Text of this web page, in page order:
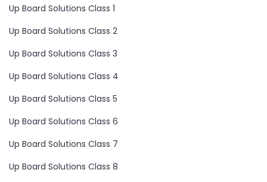
Up Board Solutions Class 1
Up Board Solutions Class 2
Up Board Solutions Class 3
Up Board Solutions Class 4
Up Board Solutions Class 5
Up Board Solutions Class 6
Up Board Solutions Class 7
Up Board Solutions Class 8